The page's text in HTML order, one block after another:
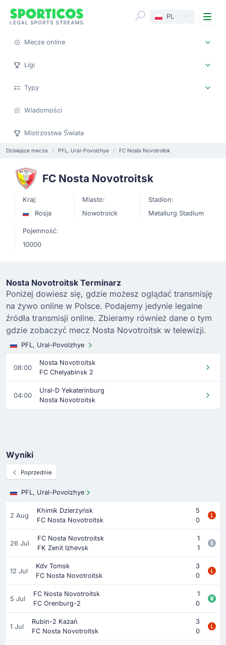
PL
Mecze online
Ligi
Typy
Wiadomości
Mistrzostwa Świata
Dzisiejsze mecze PFL, Ural-Povolzhye FC Nosta Novotroitsk
FC Nosta Novotroitsk
Kraj:
Rosja
Miasto:
Nowotroick
Stadion:
Metallurg Stadium
Pojemność:
10000
Nosta Novotroitsk Terminarz
Poniżej dowiesz się, gdzie możesz oglądać transmisję
na żywo online w Polsce. Podajemy jedynie legalne
źródła transmisji online. Zbieramy również dane o tym
gdzie zobaczyć mecz Nosta Novotroitsk w telewizji.
PFL, Ural-Povolzhye
08:00
Nosta Novotroitsk
FC Chelyabinsk 2
04:00
Ural-D Yekaterinburg
Nosta Novotroitsk
Wyniki
Poprzednie
PFL, Ural-Povolzhye
2 Aug
Khimik Dzierżyńsk
5
FC Nosta Novotroitsk
0
26 Jul
FC Nosta Novotroitsk
1
FK Zenit Izhevsk
1
12 Jul
Kdv Tomsk
3
FC Nosta Novotroitsk
0
5 Jul
FC Nosta Novotroitsk
1
FC Orenburg-2
0
1 Jul
Rubin-2 Kazań
3
FC Nosta Novotroitsk
0